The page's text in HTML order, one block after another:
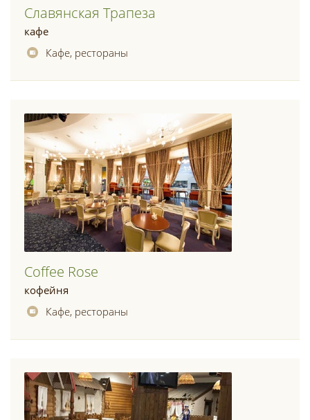
Славянская Трапеза
кафе
Кафе, рестораны
Coffee Rose
кофейня
Кафе, рестораны